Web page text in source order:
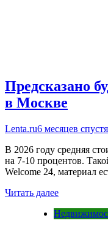
Предсказано
в Москве
Lenta.ru6 месяцев спустя
В 2026 году средняя
на 7-10 процентов.
Welcome 24, материал
Читать далее